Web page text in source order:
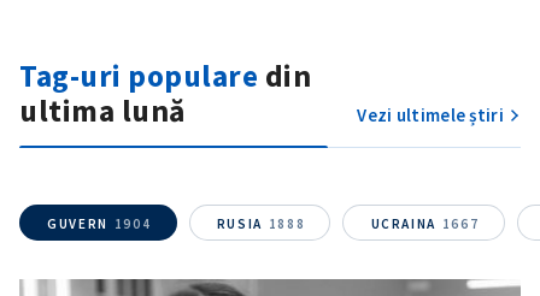
Tag-uri populare din
ultima lună
Vezi ultimele știri
GUVERN 1904 RUSIA 1888 UCRAINA 1667
TRIMITE ȘTIREA